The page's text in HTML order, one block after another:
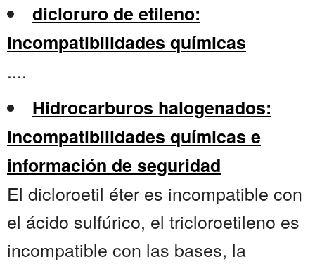
dicloruro de etileno:
Incompatibilidades químicas
....
Hidrocarburos halogenados:
incompatibilidades químicas e
información de seguridad
El dicloroetil éter es incompatible con
el ácido sulfúrico, el tricloroetileno es
incompatible con las bases, la